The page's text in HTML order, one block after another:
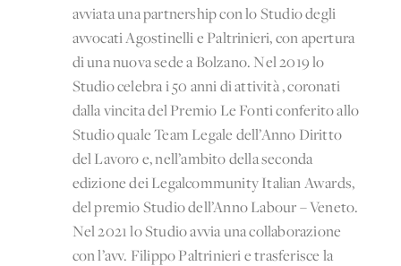
avviata una partnership con lo Studio degli
avvocati Agostinelli e Paltrinieri, con apertura
di una nuova sede a Bolzano. Nel 2019 lo
Studio celebra i 50 anni di attività , coronati
dalla vincita del Premio Le Fonti conferito allo
Studio quale Team Legale dell’Anno Diritto
del Lavoro e, nell’ambito della seconda
edizione dei Legalcommunity Italian Awards,
del premio Studio dell’Anno Labour – Veneto.
Nel 2021 lo Studio avvia una collaborazione
con l’avv. Filippo Paltrinieri e trasferisce la